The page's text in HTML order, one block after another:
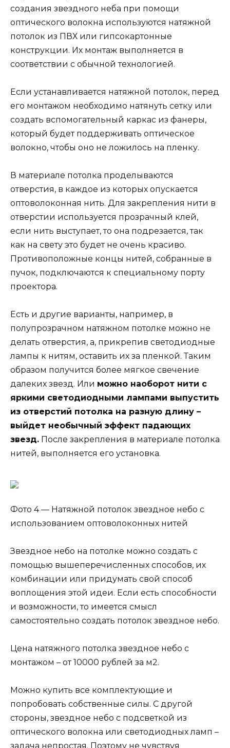
создания звездного неба при помощи
оптического волокна используются натяжной
потолок из ПВХ или гипсокартонные
конструкции. Их монтаж выполняется в
соответствии с обычной технологией.
Если устанавливается натяжной потолок, перед
его монтажом необходимо натянуть сетку или
создать вспомогательный каркас из фанеры,
который будет поддерживать оптическое
волокно, чтобы оно не ложилось на пленку.
В материале потолка проделываются
отверстия, в каждое из которых опускается
оптоволоконная нить. Для закрепления нити в
отверстии используется прозрачный клей,
если нить выступает, то она подрезается, так
как на свету это будет не очень красиво.
Противоположные концы нитей, собранные в
пучок, подключаются к специальному порту
проектора.
Есть и другие варианты, например, в
полупрозрачном натяжном потолке можно не
делать отверстия, а, прикрепив светодиодные
лампы к нитям, оставить их за пленкой. Таким
образом получится более мягкое свечение
далеких звезд. Или можно наоборот нити с
яркими светодиодными лампами выпустить
из отверстий потолка на разную длину –
выйдет необычный эффект падающих
звезд. После закрепления в материале потолка
нитей, выполняется его установка.
Фото 4 — Натяжной потолок звездное небо с
использованием оптоволоконных нитей
Звездное небо на потолке можно создать с
помощью вышеперечисленных способов, их
комбинации или придумать свой способ
воплощения этой идеи. Если есть способности
и возможности, то имеется смысл
самостоятельно создать потолок звездное небо.
Цена натяжного потолка звездное небо с
монтажом – от 10000 рублей за м2.
Можно купить все комплектующие и
попробовать собственные силы. С другой
стороны, звездное небо с подсветкой из
оптического волокна или светодиодных ламп –
задача непростая. Поэтому не чувствуя